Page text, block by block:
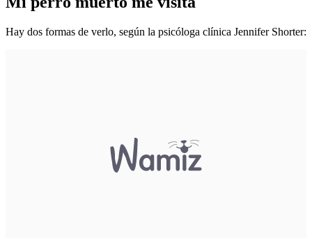
Hay dos formas de verlo, según la psicóloga clínica Jennifer Shorter: